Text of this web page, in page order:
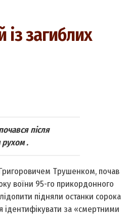
загиблих
після
рухом .
Трушенком, почав
воїни 95-го прикордонного
підняли останки сорока
ідентифікувати за «смертними